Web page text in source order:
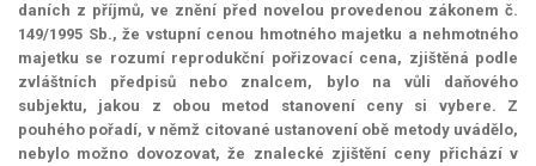
daních z příjmů, ve znění před novelou provedenou zákonem č.
149/1995 Sb., že vstupní cenou hmotného majetku a nehmotného
majetku se rozumí reprodukční pořizovací cena, zjištěná podle
zvláštních předpisů nebo znalcem, bylo na vůli daňového
subjektu, jakou z obou metod stanovení ceny si vybere. Z
pouhého pořadí, v němž citované ustanovení obě metody uvádělo,
nebylo možno dovozovat, že znalecké zjištění ceny přichází v